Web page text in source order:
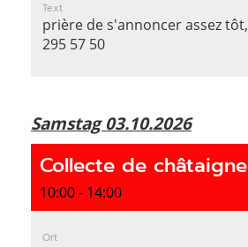
Text
prière de s'annoncer assez
295 57 50
Samstag 03.10.2026
10:00 - 14:00
Ort